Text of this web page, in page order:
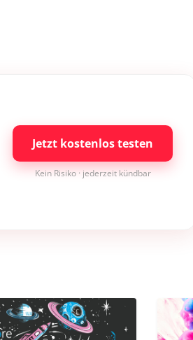
Jetzt kostenlos testen
Kein Risiko · jederzeit kündbar